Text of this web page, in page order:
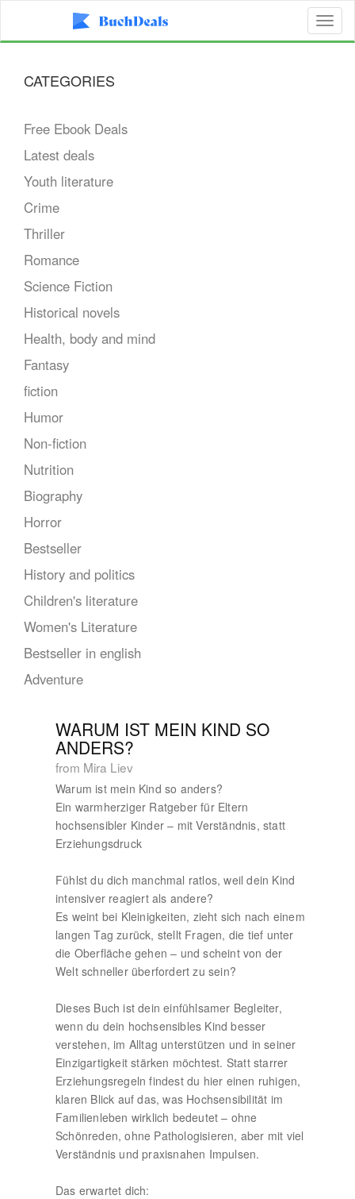
CATEGORIES
Free Ebook Deals
Latest deals
Youth literature
Crime
Thriller
Romance
Science Fiction
Historical novels
Health, body and mind
Fantasy
fiction
Humor
Non-fiction
Nutrition
Biography
Horror
Bestseller
History and politics
Children's literature
Women's Literature
Bestseller in english
Adventure
WARUM IST MEIN KIND SO
ANDERS?
from Mira Liev
Warum ist mein Kind so anders?
Ein warmherziger Ratgeber für Eltern
hochsensibler Kinder – mit Verständnis, statt
Erziehungsdruck
Fühlst du dich manchmal ratlos, weil dein Kind
intensiver reagiert als andere?
Es weint bei Kleinigkeiten, zieht sich nach einem
langen Tag zurück, stellt Fragen, die tief unter
die Oberfläche gehen – und scheint von der
Welt schneller überfordert zu sein?
Dieses Buch ist dein einfühlsamer Begleiter,
wenn du dein hochsensibles Kind besser
verstehen, im Alltag unterstützen und in seiner
Einzigartigkeit stärken möchtest. Statt starrer
Erziehungsregeln findest du hier einen ruhigen,
klaren Blick auf das, was Hochsensibilität im
Familienleben wirklich bedeutet – ohne
Schönreden, ohne Pathologisieren, aber mit viel
Verständnis und praxisnahen Impulsen.
Das erwartet dich: